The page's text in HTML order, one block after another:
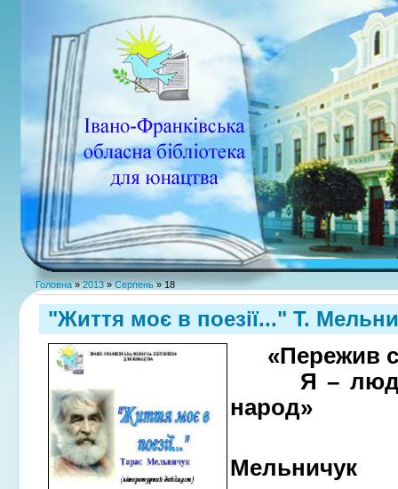
Головна»2013 » Серпень » 18
"Життя моє в поезії..." Т.
«Пережив
Я –
народ»
Мельничук